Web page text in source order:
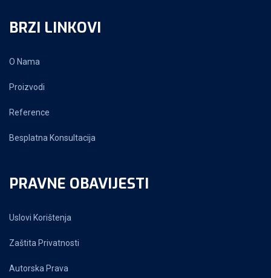
BRZI LINKOVI
O Nama
Proizvodi
Reference
Besplatna Konsultacija
PRAVNE OBAVIJESTI
Uslovi Korištenja
Zaštita Privatnosti
Autorska Prava